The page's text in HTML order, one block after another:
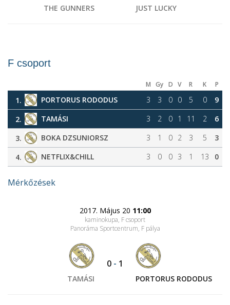
THE GUNNERS JUST LUCKY
F csoport
M Gy D V R K P
1. PORTORUS RODODUS 3 3 0 0 5 0
9
2.
TAMÁSI 3 2 0 1 11 2
6
3.
BOKA DZSUNIORSZ 3 1 0 2 3 5
3
4.
NETFLIX&CHILL 3 0 0 3 1 13 0
Mérkőzések
2017. Május 20 11:00
kaminokupa, F csoport
Panoráma Sportcentrum, F pálya
TAMÁSI
0 - 1
PORTORUS RODODUS